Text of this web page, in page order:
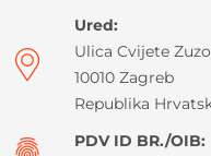
Ured:
Ulica Cvijete
10010 Zagreb
Republika
PDV ID BR./OIB: